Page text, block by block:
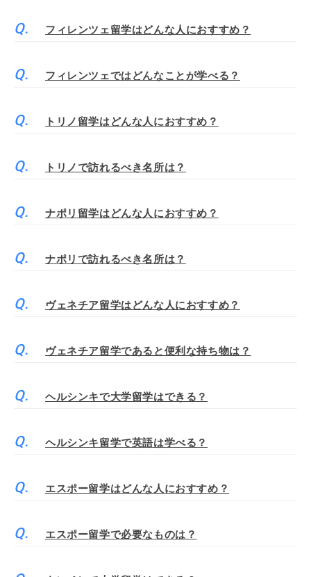
フィレンツェ留学はどんな人におすすめ？
フィレンツェではどんなことが学べる？
トリノ留学はどんな人におすすめ？
トリノで訪れるべき名所は？
ナポリ留学はどんな人におすすめ？
ナポリで訪れるべき名所は？
ヴェネチア留学はどんな人におすすめ？
ヴェネチア留学であると便利な持ち物は？
ヘルシンキで大学留学はできる？
ヘルシンキ留学で英語は学べる？
エスポー留学はどんな人におすすめ？
エスポー留学で必要なものは？